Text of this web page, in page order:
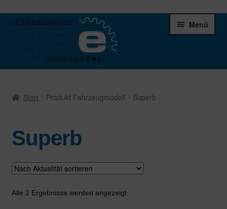
Zur
Zum
Menü
Schaltgetriebe
Verteilergetriebe
Warenkorb
Start Produkt Fahrzeugmodell Superb
Superb
Alle 2 Ergebnisse werden angezeigtNach